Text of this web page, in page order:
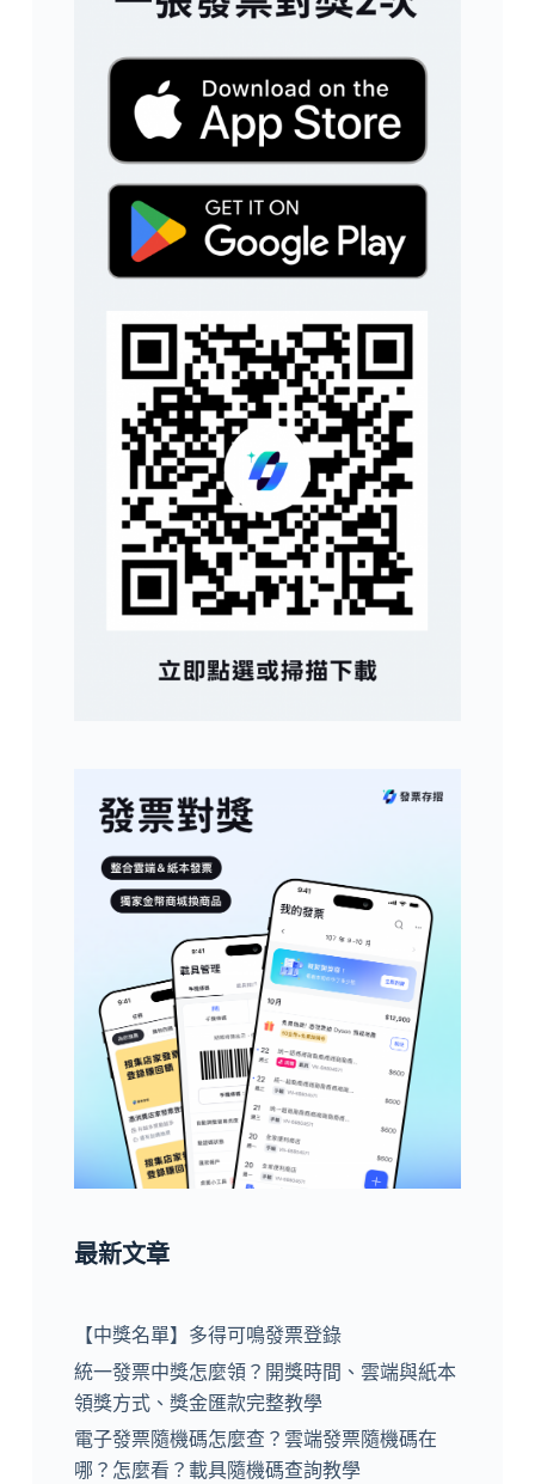
最新文章
【中獎名單】多得可鳴發票登錄
統一發票中獎怎麼領？開獎時間、雲端與紙本
領獎方式、獎金匯款完整教學
電子發票隨機碼怎麼查？雲端發票隨機碼在
哪？怎麼看？載具隨機碼查詢教學